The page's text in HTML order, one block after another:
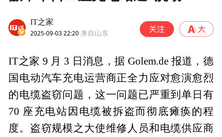
IT之家
2025-09-03 22:20 来自山东
IT之家 9 月 3 日消息，据 Golem.de 报道，德
国电动汽车充电运营商正全力应对愈演愈烈
的电缆盗窃问题，这一问题已严重到单日有
70 座充电站因电缆被拆盗而彻底瘫痪的程
度。盗窃规模之大使维修人员和电缆供应商